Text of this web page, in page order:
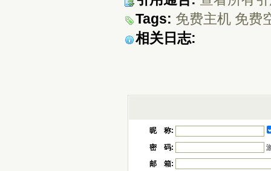
Tags: 免费主机 免费
相关日志:
昵 称:
密 码:
邮 箱: